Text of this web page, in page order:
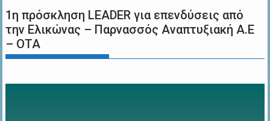
1η πρόσκληση LEADER για επενδύσεις από
την Ελικώνας – Παρνασσός Αναπτυξιακή Α.Ε
– ΟΤΑ